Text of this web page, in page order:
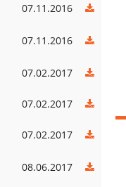
07.11.2016
07.11.2016
07.02.2017
07.02.2017
07.02.2017
08.06.2017